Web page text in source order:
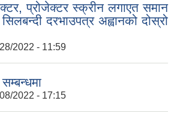
प्रोजेक्टर स्क्रीन लगाएत समान
दरभाउपत्र अह्वानको दोस्रो
2022 - 11:59
2022 - 17:15